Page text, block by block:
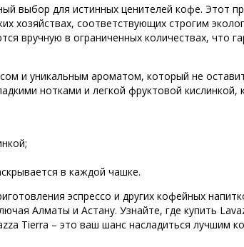
выбор для истинных ценителей кофе. Этот
хозяйствах, соответствующих строгим
вручную в ограниченных количествах, что
и уникальным ароматом, который не
нотками и легкой фруктовой
в каждой чашке.
эспрессо и других кофейных
Алматы и Астану. Узнайте, где купить
Tierra – это ваш шанс насладиться лучшим